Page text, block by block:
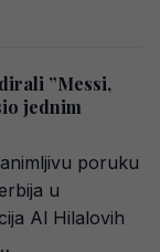
”Messi,
jednim
poruku
u
Al Hilalovih